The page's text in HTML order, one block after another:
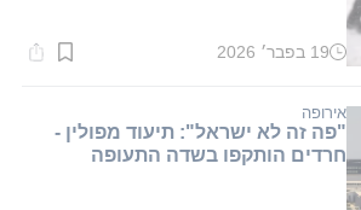
זמן
דקות.
19 בפבר׳ 2026
אירופה
"פה זה לא ישראל": תיעוד מפולין -
חרדים הותקפו בשדה התעופה